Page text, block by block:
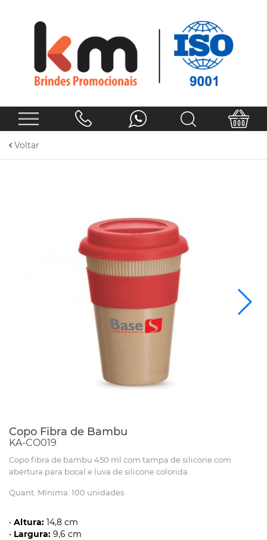
Voltar
Copo Fibra de Bambu
KA-CO019
Copo fibra de bambu 450 ml com tampa de silicone com
abertura para bocal e luva de silicone colorida.
Quant. Mínima: 100 unidades
• Altura: 14,8 cm
• Largura: 9,6 cm